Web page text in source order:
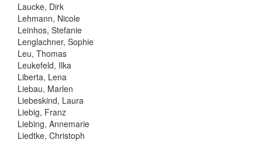
Laucke, Dirk
Lehmann, Nicole
Leinhos, Stefanie
Lenglachner, Sophie
Leu, Thomas
Leukefeld, Ilka
Liberta, Lena
Liebau, Marlen
Liebeskind, Laura
Liebig, Franz
Liebing, Annemarie
Liedtke, Christoph